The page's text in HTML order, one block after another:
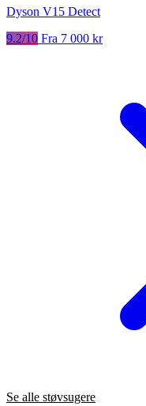
Dyson V15 Detect
9.2/10 Fra 7 000 kr
Se alle støvsugere